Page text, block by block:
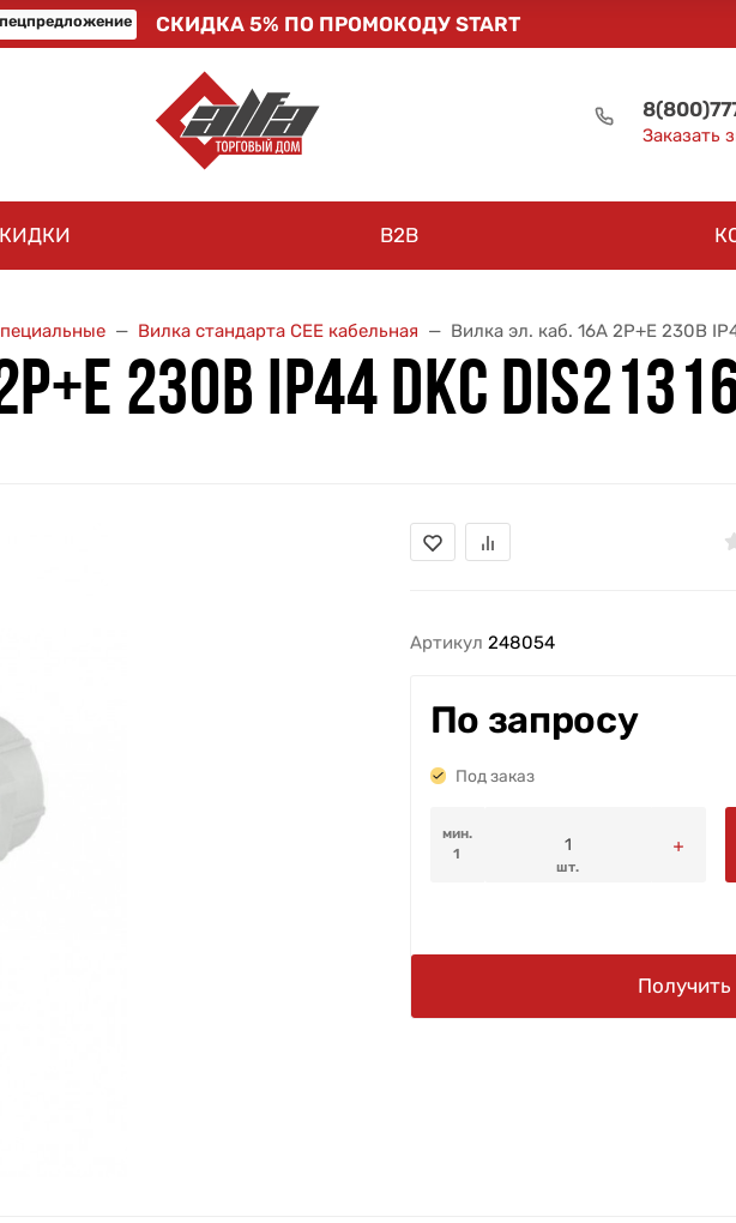
СКИДКА 5% ПО ПРОМОКОДУ START
Заказать
B2B
Вилка стандарта CEE кабельная Вилка эл. каб. 16А 2P+E 230В
230В IP44 DKC
Артикул 248054
По запросу
Под заказ
мин.
1
шт.
Получить